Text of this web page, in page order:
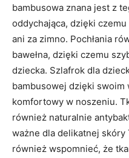
bambusowa znana jest z
oddychająca, dzięki
ani za zimno. Pochłania
bawełna, dzięki czemu
dziecka. Szlafrok dla
bambusowej dzięki swoim
komfortowy w noszeniu.
również naturalnie
ważne dla delikatnej skóry
również wspomnieć, że